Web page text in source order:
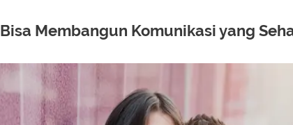
Bisa Membangun Komunikasi yang